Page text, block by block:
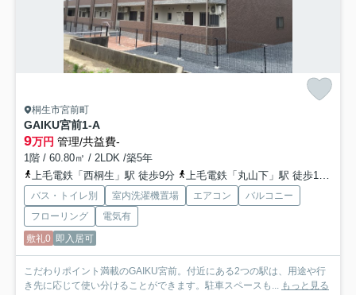
桐生市宮前町
GAIKU宮前1-A
9万円 管理/共益費-
1階 / 60.80㎡ / 2LDK /築5年
上毛電鉄「西桐生」駅 徒歩9分
上毛電鉄「丸山下」駅 徒歩10分
バス・トイレ別 室内洗濯機置場 エアコン
バルコニー
フローリング
電気有
敷礼0 即入居可
こだわりポイント満載のGAIKU宮前。付近にある2つの駅は、用途や行
き先に応じて使い分けることができます。駐車スペースも... もっと見る